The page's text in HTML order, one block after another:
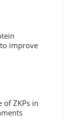
improve
of ZKPs in